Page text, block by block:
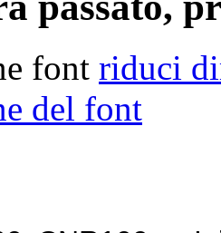
font riduci
del font